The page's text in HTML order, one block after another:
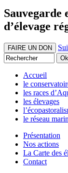
Sauvegarde
d’élevage
FAIRE UN DON
Accueil
le
les races
les élevages
le réseau
Présentation
Nos actions
La Carte des
Contact